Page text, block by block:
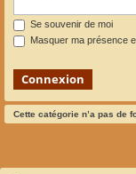
Se souvenir de moi
Masquer ma présence
Cette catégorie n’a pas de